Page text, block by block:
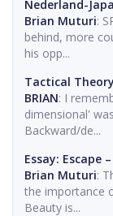
Nederland-
Brian Muturi:
behind, more
his opp...
Tactical
BRIAN: I
dimensional'
Backward/de...
Essay: Escape
Brian Muturi:
the importance
Beauty is...